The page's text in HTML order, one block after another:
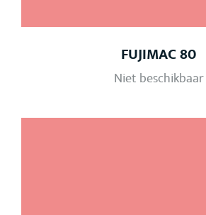
FUJIMAC 80
Niet beschikbaar